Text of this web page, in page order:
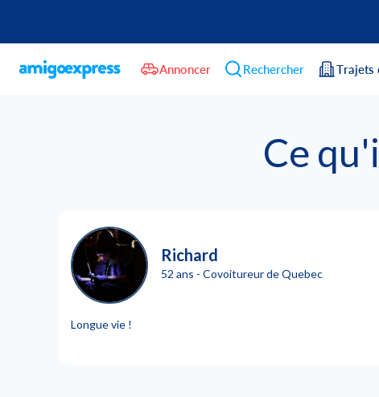
Annoncer Rechercher Trajets
Ce
Richard
52 ans - Covoitureur de Quebec
Longue vie !